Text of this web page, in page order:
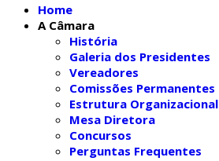
Home
A Câmara
História
Galeria dos Presidentes
Vereadores
Comissões Permanentes
Estrutura Organizacional
Mesa Diretora
Concursos
Perguntas Frequentes